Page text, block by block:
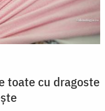
toate cu dragoste